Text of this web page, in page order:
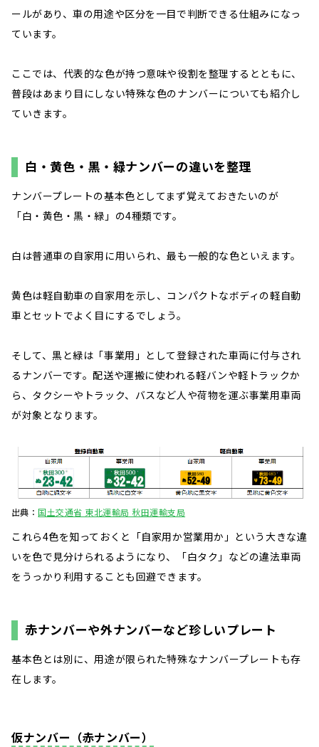
ールがあり、車の用途や区分を一目で判断できる仕組みになっ
ています。
ここでは、代表的な色が持つ意味や役割を整理するとともに、
普段はあまり目にしない特殊な色のナンバーについても紹介し
ていきます。
白・黄色・黒・緑ナンバーの違いを整理
ナンバープレートの基本色としてまず覚えておきたいのが
「白・黄色・黒・緑」の4種類です。
白は普通車の自家用に用いられ、最も一般的な色といえます。
黄色は軽自動車の自家用を示し、コンパクトなボディの軽自動
車とセットでよく目にするでしょう。
そして、黒と緑は「事業用」として登録された車両に付与され
るナンバーです。配送や運搬に使われる軽バンや軽トラックか
ら、タクシーやトラック、バスなど人や荷物を運ぶ事業用車両
が対象となります。
出典：国土交通省 東北運輸局 秋田運輸支局
これら4色を知っておくと「自家用か営業用か」という大きな違
いを色で見分けられるようになり、「白タク」などの違法車両
をうっかり利用することも回避できます。
赤ナンバーや外ナンバーなど珍しいプレート
基本色とは別に、用途が限られた特殊なナンバープレートも存
在します。
仮ナンバー（赤ナンバー）